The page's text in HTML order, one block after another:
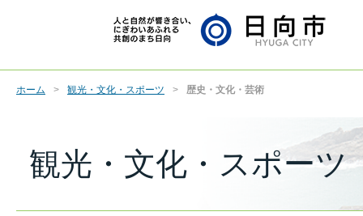
ホーム 観光・文化・スポーツ 歴史・文化・芸術
観光・文化・スポーツ